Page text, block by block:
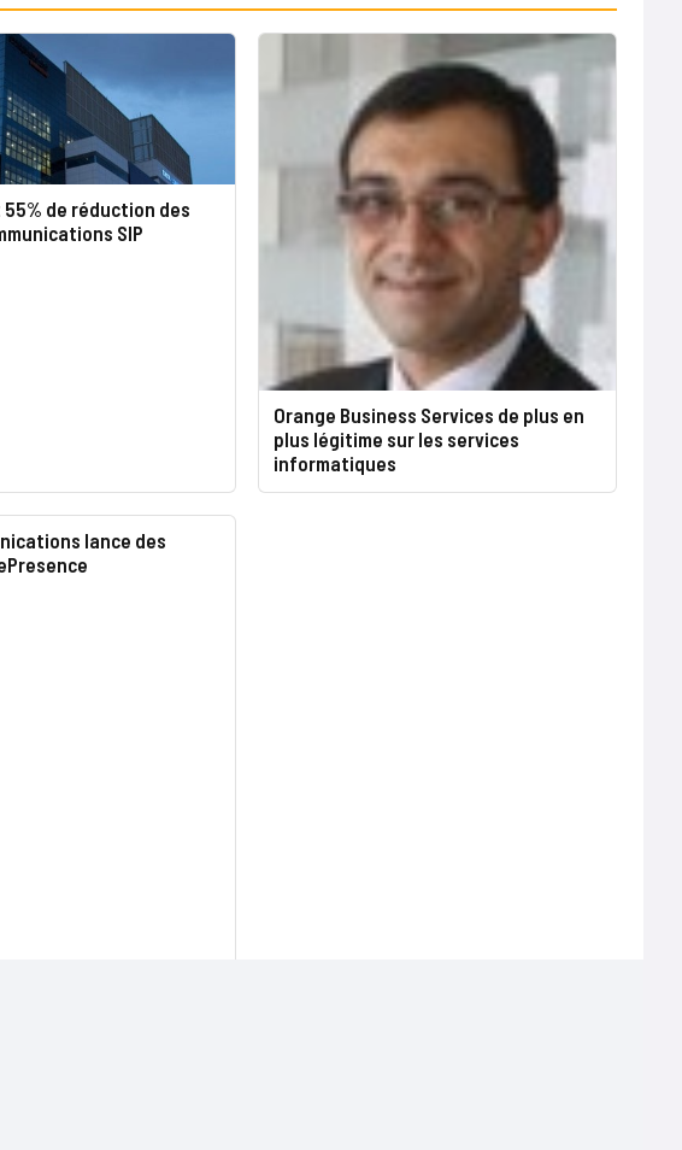
de réduction des
SIP
Orange Business Services de plus en
plus légitime sur les services
informatiques
lance des